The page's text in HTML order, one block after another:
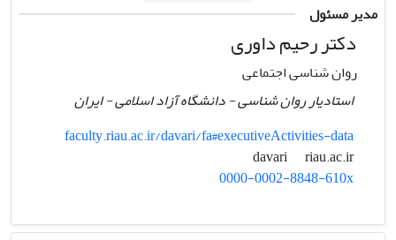
مدیر مسئول
دکتر رحیم داوری
روان شناسی اجتماعی
استادیار روان شناسی - دانشگاه آزاد اسلامی - ایران
faculty.riau.ac.ir/davari/fa#executiveActivities-data
davari
riau.ac.ir
0000-0002-8848-610x